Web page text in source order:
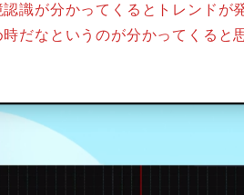
識が分かってくるとトレンドが
だなというのが分かってくると